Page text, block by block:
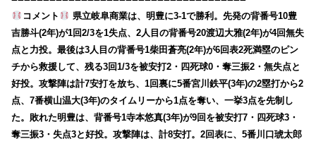
コメント
県立岐阜商業は、明豊に3-1で勝利。先発の背番号10豊
吉勝斗(2年)が1回2/3を1失点、2人目の背番号20渡辺大雅(2年)が4回無失
点と力投。最後は3人目の背番号1柴田蒼亮(2年)が6回表2死満塁のピン
チから救援して、残る3回1/3を被安打2・四死球0・奪三振2・無失点と
好投。攻撃陣は計7安打を放ち、1回裏に5番宮川鉄平(3年)の2塁打から2
点、7番横山温大(3年)のタイムリーから1点を奪い、一挙3点を先制し
た。敗れた明豊は、背番号1寺本悠真(3年)が9回を被安打7・四死球3・
奪三振3・失点3と好投。攻撃陣は、計8安打。2回表に、5番川口琥太郎